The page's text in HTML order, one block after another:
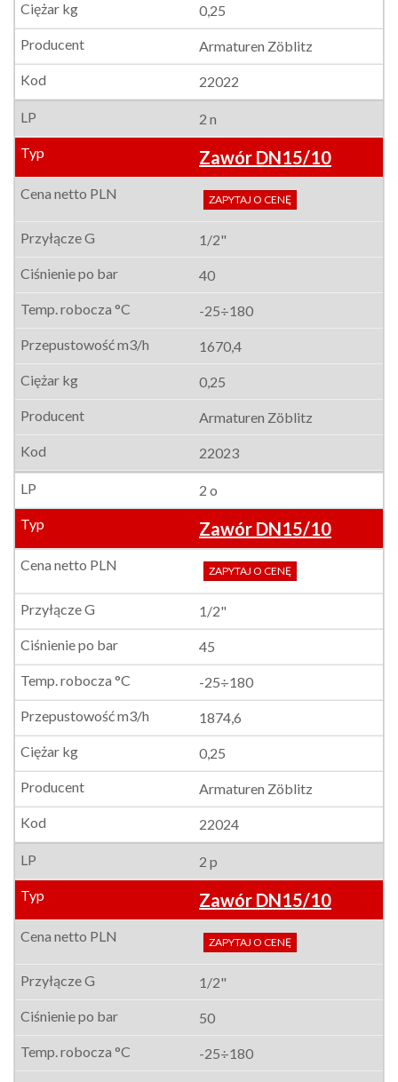
0,25
Armaturen Zöblitz
22022
2 n
Zawór DN15/10
ZAPYTAJ O CENĘ
1/2"
40
-25÷180
1670,4
0,25
Armaturen Zöblitz
22023
2 o
Zawór DN15/10
ZAPYTAJ O CENĘ
1/2"
45
-25÷180
1874,6
0,25
Armaturen Zöblitz
22024
2 p
Zawór DN15/10
ZAPYTAJ O CENĘ
1/2"
50
-25÷180